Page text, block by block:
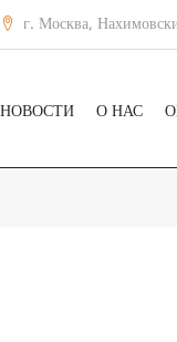
г. Москва,
НОВОСТИ О НАС